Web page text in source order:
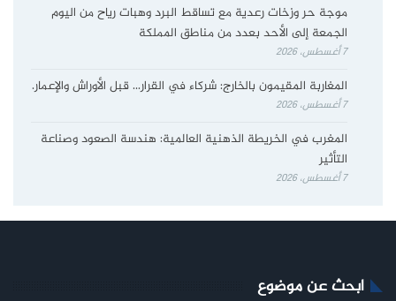
موجة حر وزخات رعدية مع تساقط البرد وهبات رياح من اليوم
الجمعة إلى الأحد بعدد من مناطق المملكة
7 أغسطس، 2026
المغاربة المقيمون بالخارج: شركاء في القرار… قبل الأوراش والإعمار.
7 أغسطس، 2026
المغرب في الخريطة الذهنية العالمية: هندسة الصعود وصناعة
التأثير
7 أغسطس، 2026
ابحث عن موضوع